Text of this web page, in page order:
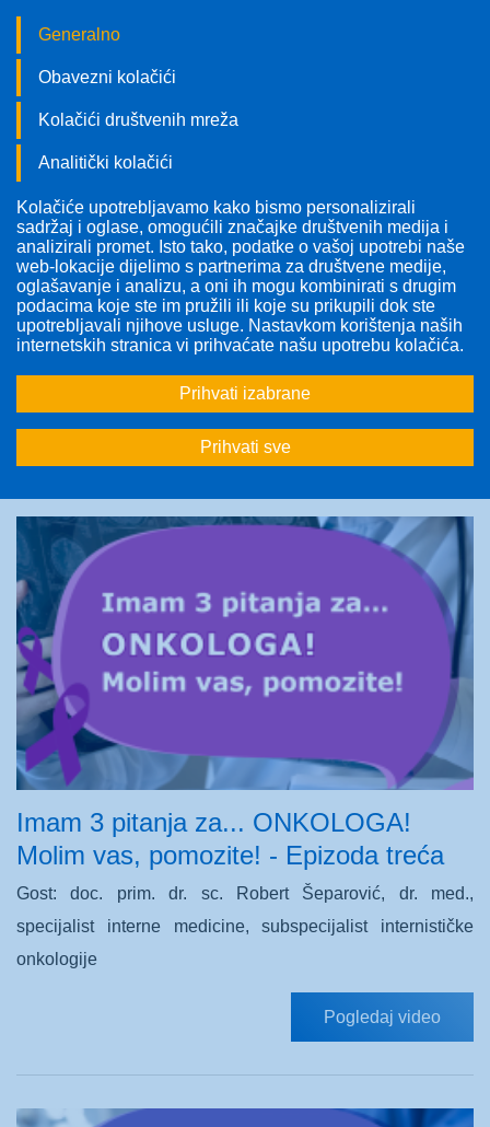
Pratite nas!
Odabrana tema: Sve teme
<< < 1 2 3 ... 6 > >>
Imam 3 pitanja za... ONKOLOGA!
Molim vas, pomozite! - Epizoda treća
Gost: doc. prim. dr. sc. Robert Šeparović, dr. med.,
specijalist interne medicine, subspecijalist internističke
onkologije
Pogledaj video
Generalno
Obavezni kolačići
Kolačići društvenih mreža
Analitički kolačići
Kolačiće upotrebljavamo kako bismo personalizirali
sadržaj i oglase, omogućili značajke društvenih medija i
analizirali promet. Isto tako, podatke o vašoj upotrebi naše
web-lokacije dijelimo s partnerima za društvene medije,
oglašavanje i analizu, a oni ih mogu kombinirati s drugim
podacima koje ste im pružili ili koje su prikupili dok ste
upotrebljavali njihove usluge. Nastavkom korištenja naših
internetskih stranica vi prihvaćate našu upotrebu kolačića.
Prihvati izabrane
Prihvati sve